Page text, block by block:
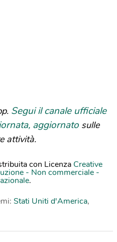
Segui il canale ufficiale
aggiornato sulle
attività.
con Licenza Creative
- Non commerciale -
.
Stati Uniti d'America,